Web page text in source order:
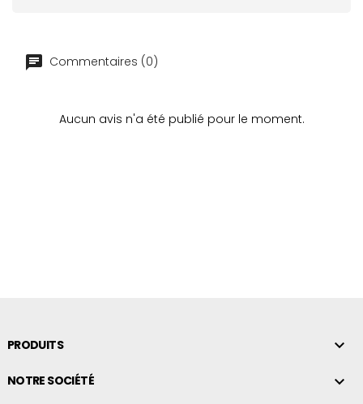
Commentaires (0)
Aucun avis n'a été publié pour le moment.
PRODUITS 
NOTRE SOCIÉTÉ 